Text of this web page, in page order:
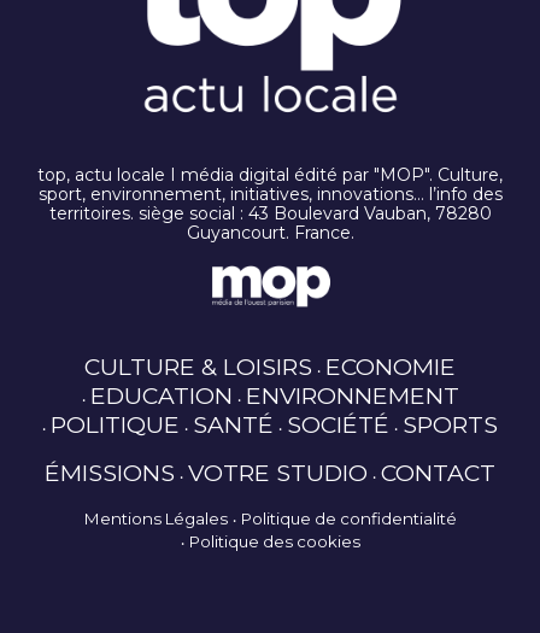
top, actu locale I média digital édité par "MOP". Culture,
sport, environnement, initiatives, innovations… l’info des
territoires. siège social : 43 Boulevard Vauban, 78280
Guyancourt. France.
CULTURE & LOISIRS ECONOMIE
EDUCATION ENVIRONNEMENT
POLITIQUE SANTÉ SOCIÉTÉ SPORTS
ÉMISSIONS VOTRE STUDIO CONTACT
Mentions Légales
Politique de confidentialité
Politique des cookies